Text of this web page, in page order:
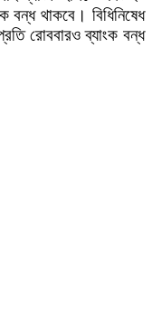
বন্ধ থাকবে। বিধিনিষেধ
রোববারও ব্যাংক বন্ধ